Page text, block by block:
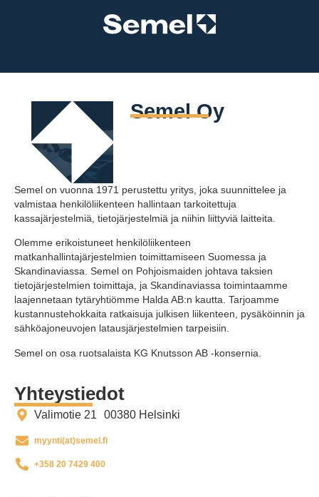
Semel Oy
Semel on vuonna 1971 perustettu yritys, joka suunnittelee ja
valmistaa henkilöliikenteen hallintaan tarkoitettuja
kassajärjestelmiä, tietojärjestelmiä ja niihin liittyviä laitteita.
Olemme erikoistuneet henkilöliikenteen
matkanhallintajärjestelmien toimittamiseen Suomessa ja
Skandinaviassa. Semel on Pohjoismaiden johtava taksien
tietojärjestelmien toimittaja, ja Skandinaviassa toimintaamme
laajennetaan tytäryhtiömme Halda AB:n kautta. Tarjoamme
kustannustehokkaita ratkaisuja julkisen liikenteen, pysäköinnin ja
sähköajoneuvojen latausjärjestelmien tarpeisiin.
Semel on osa ruotsalaista KG Knutsson AB -konsernia.
Yhteystiedot
Valimotie 21 00380 Helsinki
if.lemes(ta)itnyym
+358 20 7429 400